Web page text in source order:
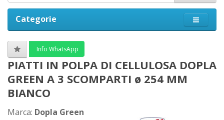
Categorie
Info WhatsApp
PIATTI IN POLPA DI CELLULOSA DOPLA
GREEN A 3 SCOMPARTI ø 254 MM
BIANCO
Marca: Dopla Green